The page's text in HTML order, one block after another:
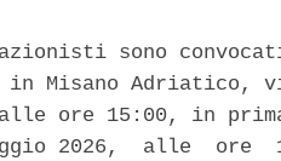
sono
in Misano Adriatico,
ore 15:00, in
2026,  alle  ore